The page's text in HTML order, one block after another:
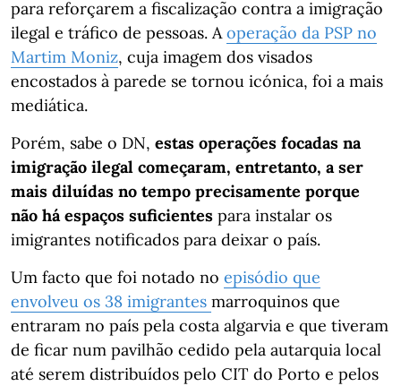
para reforçarem a fiscalização contra a imigração
ilegal e tráfico de pessoas. A operação da PSP no
Martim Moniz, cuja imagem dos visados
encostados à parede se tornou icónica, foi a mais
mediática.
Porém, sabe o DN, estas operações focadas na
imigração ilegal começaram, entretanto, a ser
mais diluídas no tempo precisamente porque
não há espaços suficientes para instalar os
imigrantes notificados para deixar o país.
Um facto que foi notado no episódio que
envolveu os 38 imigrantes marroquinos que
entraram no país pela costa algarvia e que tiveram
de ficar num pavilhão cedido pela autarquia local
até serem distribuídos pelo CIT do Porto e pelos